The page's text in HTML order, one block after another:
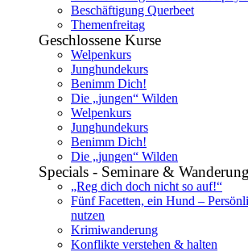
Beschäftigung Querbeet
Themenfreitag
Geschlossene Kurse
Welpenkurs
Junghundekurs
Benimm Dich!
Die „jungen“ Wilden
Welpenkurs
Junghundekurs
Benimm Dich!
Die „jungen“ Wilden
Specials - Seminare &
„Reg dich doch nicht so auf!“
Fünf Facetten, ein Hund –
nutzen
Krimiwanderung
Konflikte verstehen & halten